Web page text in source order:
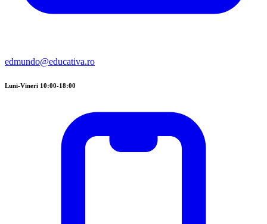
edmundo@educativa.ro
Luni-Vineri 10:00-18:00